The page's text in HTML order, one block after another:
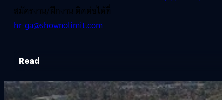
สมัครงาน/ฝึกงาน ติดต่อได้ที่
hr-ga@shownolimit.com
Read